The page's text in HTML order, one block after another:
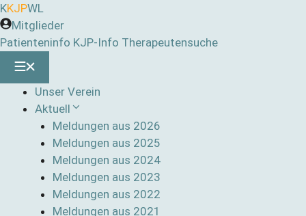
Zum
Inhalt
springen
KKJPWL
Mitglieder
Patienteninfo KJP-Info Therapeutensuche
Unser Verein
Aktuell
Meldungen aus 2026
Meldungen aus 2025
Meldungen aus 2024
Meldungen aus 2023
Meldungen aus 2022
Meldungen aus 2021